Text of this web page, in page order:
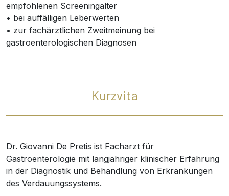
empfohlenen Screeningalter
• bei auffälligen Leberwerten
• zur fachärztlichen Zweitmeinung bei
gastroenterologischen Diagnosen
Kurzvita
Dr. Giovanni De Pretis ist Facharzt für
Gastroenterologie mit langjähriger klinischer Erfahrung
in der Diagnostik und Behandlung von Erkrankungen
des Verdauungssystems.